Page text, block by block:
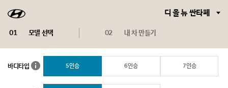
현
대
로
고
디 올 뉴 싼타페
01 모델 선택 02 내 차 만들기
바디타입
바
5인승 6인승 7인승